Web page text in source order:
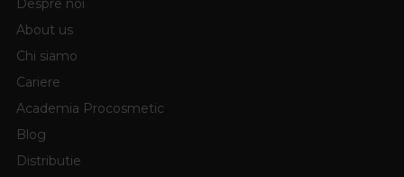
Despre noi
About us
Chi siamo
Cariere
Academia Procosmetic
Blog
Distributie